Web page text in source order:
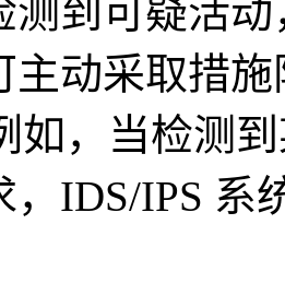
测到可疑活
主动采取措
如，当检测
IDS/IPS 系